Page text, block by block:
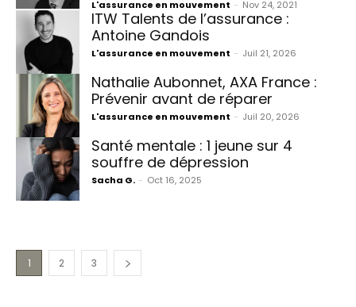
L'assurance en mouvement - Nov 24, 2021
ITW Talents de l’assurance :
Antoine Gandois
L'assurance en mouvement - Juil 21, 2026
Nathalie Aubonnet, AXA France :
Prévenir avant de réparer
L'assurance en mouvement - Juil 20, 2026
Santé mentale : 1 jeune sur 4
souffre de dépression
Sacha G. - Oct 16, 2025
1 2 3